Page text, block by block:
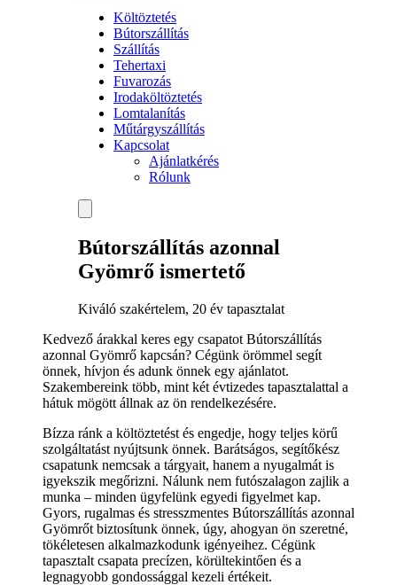
Költöztetés
Bútorszállítás
Szállítás
Tehertaxi
Fuvarozás
Irodaköltöztetés
Lomtalanítás
Műtárgyszállítás
Kapcsolat
Ajánlatkérés
Rólunk
Bútorszállítás azonnal
Gyömrő ismertető
Kiváló szakértelem, 20 év tapasztalat
Kedvező árakkal keres egy csapatot Bútorszállítás
azonnal Gyömrő kapcsán? Cégünk örömmel segít
önnek, hívjon és adunk önnek egy ajánlatot.
Szakembereink több, mint két évtizedes tapasztalattal a
hátuk mögött állnak az ön rendelkezésére.
Bízza ránk a költöztetést és engedje, hogy teljes körű
szolgáltatást nyújtsunk önnek. Barátságos, segítőkész
csapatunk nemcsak a tárgyait, hanem a nyugalmát is
igyekszik megőrizni. Nálunk nem futószalagon zajlik a
munka – minden ügyfelünk egyedi figyelmet kap.
Gyors, rugalmas és stresszmentes Bútorszállítás azonnal
Gyömrőt biztosítunk önnek, úgy, ahogyan ön szeretné,
tökéletesen alkalmazkodunk igényeihez. Cégünk
tapasztalt csapata precízen, körültekintően és a
legnagyobb gondossággal kezeli értékeit.